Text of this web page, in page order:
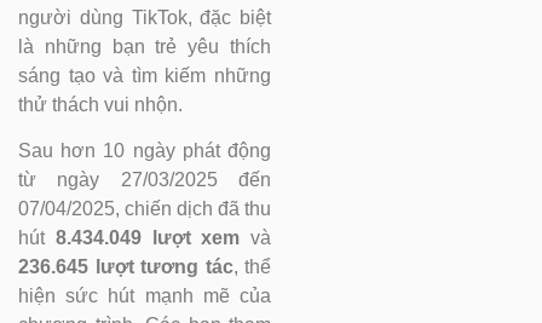
người dùng TikTok, đặc biệt
là những bạn trẻ yêu thích
sáng tạo và tìm kiếm những
thử thách vui nhộn.
Sau hơn 10 ngày phát động
từ ngày 27/03/2025 đến
07/04/2025, chiến dịch đã thu
hút 8.434.049 lượt xem và
236.645 lượt tương tác, thể
hiện sức hút mạnh mẽ của